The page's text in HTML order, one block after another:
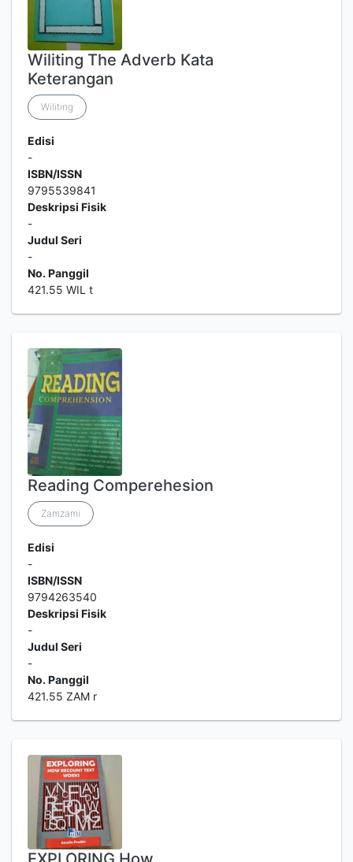
Wiliting The Adverb Kata
Keterangan
Wiliting
Edisi
-
ISBN/ISSN
9795539841
Deskripsi Fisik
-
Judul Seri
-
No. Panggil
421.55 WIL t
Reading Comperehesion
Zamzami
Edisi
-
ISBN/ISSN
9794263540
Deskripsi Fisik
-
Judul Seri
-
No. Panggil
421.55 ZAM r